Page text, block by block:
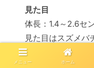
見た目
体長：1.4～2.6セ
見た目はスズメバ
細身で小さい
メニュー ホーム